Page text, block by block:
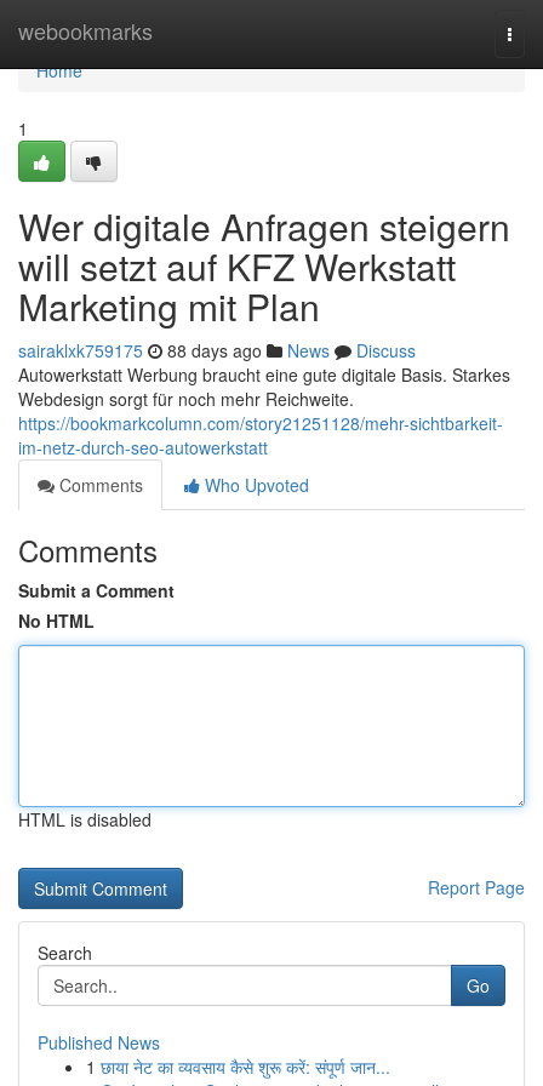
webookmarks
Home
Home
1
Wer digitale Anfragen steigern
will setzt auf KFZ Werkstatt
Marketing mit Plan
sairaklxk759175 88 days ago News
Discuss
Autowerkstatt Werbung braucht eine gute digitale Basis. Starkes
Webdesign sorgt für noch mehr Reichweite.
https://bookmarkcolumn.com/story21251128/mehr-sichtbarkeit-
im-netz-durch-seo-autowerkstatt
Comments
Who Upvoted
Comments
Submit a Comment
No HTML
HTML is disabled
Report Page
Search
Go
Published News
1 छाया नेट का व्यवसाय कैसे शुरू करें: संपूर्ण जान...